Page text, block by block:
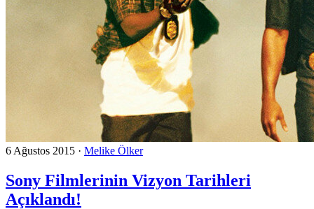
6 Ağustos 2015 · Melike Ölker
Sony Filmlerinin Vizyon Tarihleri
Açıklandı!